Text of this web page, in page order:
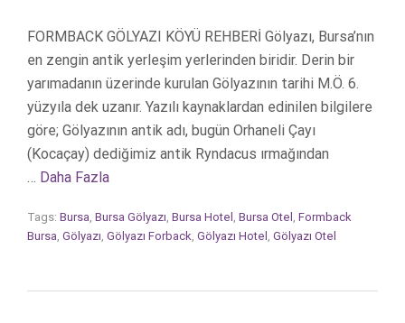
FORMBACK GÖLYAZI KÖYÜ REHBERİ Gölyazı, Bursa’nın
en zengin antik yerleşim yerlerinden biridir. Derin bir
yarımadanın üzerinde kurulan Gölyazının tarihi M.Ö. 6.
yüzyıla dek uzanır. Yazılı kaynaklardan edinilen bilgilere
göre; Gölyazının antik adı, bugün Orhaneli Çayı
(Kocaçay) dediğimiz antik Ryndacus ırmağından
… Daha Fazla
Tags: Bursa, Bursa Gölyazı, Bursa Hotel , Bursa Otel , Formback
Bursa, Gölyazı, Gölyazı Forback, Gölyazı Hotel , Gölyazı Otel